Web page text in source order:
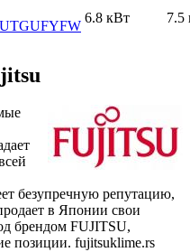
6.8 кВт 7.5
безупречную репутацию,
в Японии свои
брендом FUJITSU,
позиции. fujitsuklime.rs